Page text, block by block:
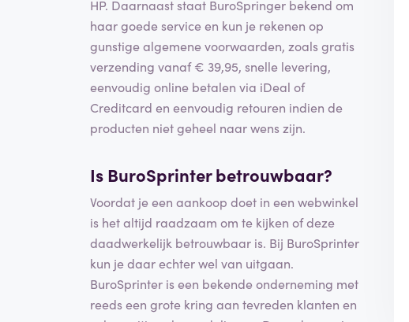
HP. Daarnaast staat BuroSpringer bekend om
haar goede service en kun je rekenen op
gunstige algemene voorwaarden, zoals gratis
verzending vanaf € 39,95, snelle levering,
eenvoudig online betalen via iDeal of
Creditcard en eenvoudig retouren indien de
producten niet geheel naar wens zijn.
Is BuroSprinter betrouwbaar?
Voordat je een aankoop doet in een webwinkel
is het altijd raadzaam om te kijken of deze
daadwerkelijk betrouwbaar is. Bij BuroSprinter
kun je daar echter wel van uitgaan.
BuroSprinter is een bekende onderneming met
reeds een grote kring aan tevreden klanten en